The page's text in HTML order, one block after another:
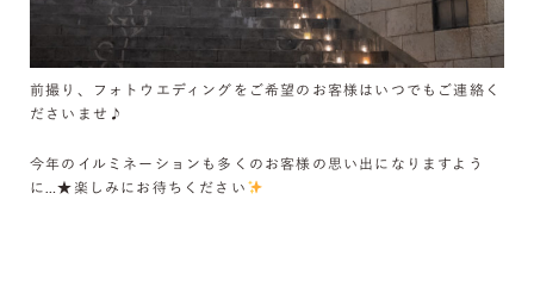
前撮り、フォトウエディングをご希望のお客様はいつでもご連絡く
ださいませ♪
今年のイルミネーションも多くのお客様の思い出になりますよう
に…★楽しみにお待ちください